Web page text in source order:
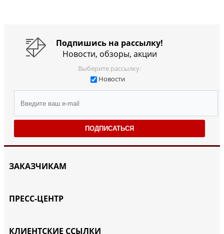
Подпишись на рассылку!
Новости, обзоры, акции
Выберите рассылку:
Новости
ПОДПИСАТЬСЯ
ЗАКАЗЧИКАМ
ПРЕСС-ЦЕНТР
КЛИЕНТСКИЕ ССЫЛКИ